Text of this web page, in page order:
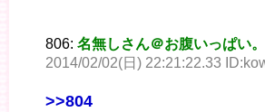
806: 名無しさん＠お腹いっぱい。
2014/02/02(日) 22:21:22.33
>>804